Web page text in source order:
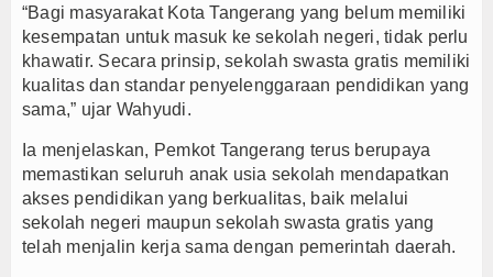
“Bagi masyarakat Kota Tangerang yang belum memiliki
kesempatan untuk masuk ke sekolah negeri, tidak perlu
khawatir. Secara prinsip, sekolah swasta gratis memiliki
kualitas dan standar penyelenggaraan pendidikan yang
sama,” ujar Wahyudi.
Ia menjelaskan, Pemkot Tangerang terus berupaya
memastikan seluruh anak usia sekolah mendapatkan
akses pendidikan yang berkualitas, baik melalui
sekolah negeri maupun sekolah swasta gratis yang
telah menjalin kerja sama dengan pemerintah daerah.